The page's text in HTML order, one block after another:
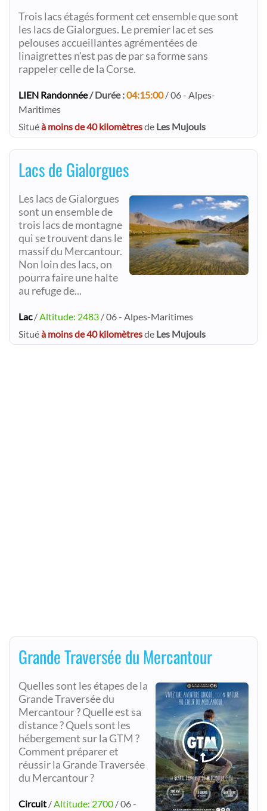
Trois lacs étagés forment cet ensemble que sont
les lacs de Gialorgues. Le premier lac et ses
pelouses accueillantes agrémentées de
linaigrettes n'est pas de par sa forme sans
rappeler celle de la Corse.
LIEN Randonnée/ Durée :04:15:00/ 06 - Alpes-
Maritimes
Situéà moins de 40 kilomètresde Les Mujouls
Lacs de Gialorgues
Les lacs de Gialorgues
sont un ensemble de
trois lacs de montagne
qui se trouvent dans le
massif du Mercantour.
Non loin des lacs, on
pourra faire une halte
au refuge de...
Lac/Altitude: 2483 / 06 - Alpes-Maritimes
Situéà moins de 40 kilomètresde Les Mujouls
Grande Traversée du Mercantour
Quelles sont les étapes de la
Grande Traversée du
Mercantour ? Quelle est sa
distance ? Quels sont les
hébergement sur la GTM ?
Comment préparer et
réussir la Grande Traversée
du Mercantour ?
Circuit /Altitude: 2700 / 06 -